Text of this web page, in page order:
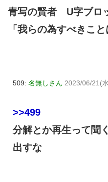
青写の賢者 U字ブロ
「我らの為すべきこと
509: 名無しさん 2023/06/21(
>>499
分解とか再生って聞
出すな